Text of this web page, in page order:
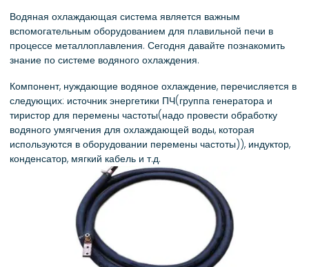
Водяная охлаждающая система является важным
вспомогательным оборудованием для плавильной печи в
процессе металлоплавления. Сегодня давайте познакомить
знание по системе водяного охлаждения.
Компонент, нуждающие водяное охлаждение, перечисляется в
следующих: источник энергетики ПЧ(группа генератора и
тиристор для перемены частоты(надо провести обработку
водяного умягчения для охлаждающей воды, которая
используются в оборудовании перемены частоты)), индуктор,
конденсатор, мягкий кабель и т.д.